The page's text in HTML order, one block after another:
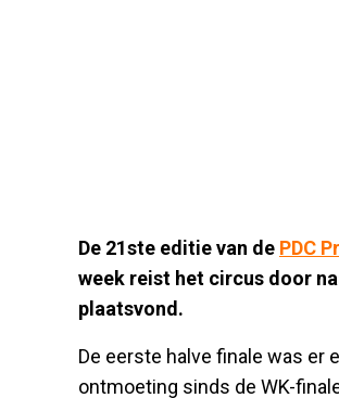
De 21ste editie van de PDC
week reist het circus door
plaatsvond.
De eerste halve finale was er
ontmoeting sinds de WK-